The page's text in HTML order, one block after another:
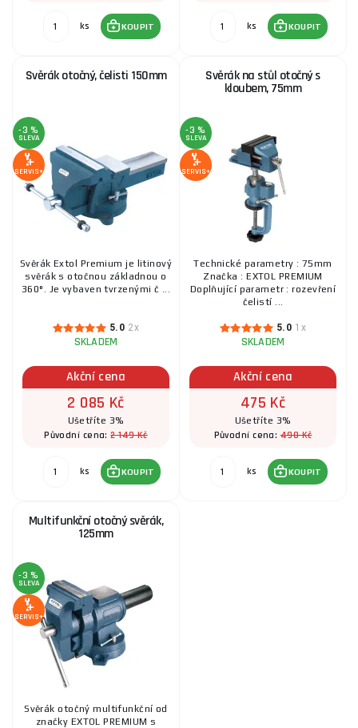
ks KOUPIT ks KOUPIT
Svěrák otočný, čelisti 150mm
-3 %
SLEVA
SERVIS+
Svěrák Extol Premium je litinový
svěrák s otočnou základnou o
360°. Je vybaven tvrzenými č ...
5.0 2x
SKLADEM
Akční cena
2 085 Kč
Ušetříte 3%
Původní cena:2 149 Kč
ks KOUPIT
Svěrák na stůl otočný s
kloubem, 75mm
-3 %
SLEVA
SERVIS+
Technické parametry : 75mm
Značka : EXTOL PREMIUM
Doplňující parametr : rozevření
čelistí ...
5.0 1x
SKLADEM
Akční cena
475 Kč
Ušetříte 3%
Původní cena:490 Kč
ks KOUPIT
Multifunkční otočný svěrák,
125mm
-3 %
SLEVA
SERVIS+
Svěrák otočný multifunkční od
značky EXTOL PREMIUM s